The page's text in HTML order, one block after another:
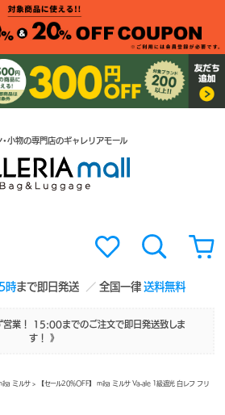
時まで即日発送 全国一律送料無料
・小物の専門店のギャレリアモール
営業！ 15:00までのご注文で即日発送致しま
す！ 》
ミルサ> 【セール20%OFF】 milsa ミルサ Va-ale 1級遮光 白レフ フリ